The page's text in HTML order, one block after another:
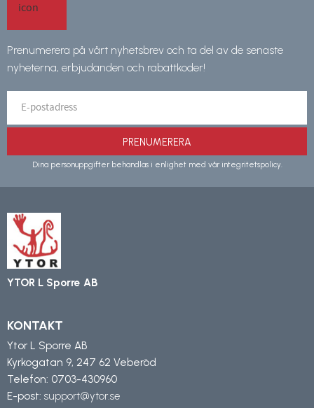
Prenumerera på vårt nyhetsbrev och ta del av de senaste
nyheterna, erbjudanden och rabattkoder!
PRENUMERERA
Dina personuppgifter behandlas i enlighet med vår integritetspolicy.
YTOR L Sporre AB
KONTAKT
Ytor L Sporre AB
Kyrkogatan 9, 247 62 Veberöd
Telefon: 0703-430960
E-post: support@ytor.se